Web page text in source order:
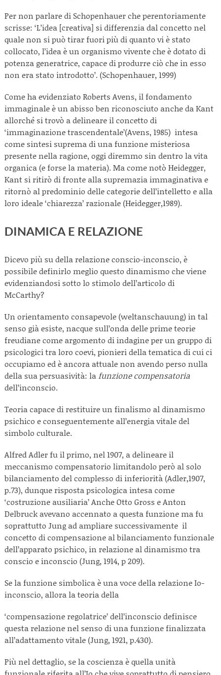
Per non parlare di Schopenhauer che perentoriamente
scrisse: ‘L’idea [creativa] si differenzia dal concetto nel
quale non si può tirar fuori più di quanto vi è stato
collocato, l’idea è un organismo vivente che è dotato di
potenza generatrice, capace di produrre ciò che in esso
non era stato introdotto’. (Schopenhauer, 1999)
Come ha evidenziato Roberts Avens, il fondamento
immaginale è un abisso ben riconosciuto anche da Kant
allorché si trovò a delineare il concetto di
‘immaginazione trascendentale’(Avens, 1985) intesa
come sintesi suprema di una funzione misteriosa
presente nella ragione, oggi diremmo sin dentro la vita
organica (e forse la materia). Ma come notò Heidegger,
Kant si ritirò di fronte alla supremazia immaginativa e
ritornò al predominio delle categorie dell’intelletto e alla
loro ideale ‘chiarezza’ razionale (Heidegger,1989).
DINAMICA E RELAZIONE
Dicevo più su della relazione conscio-inconscio, è
possibile definirlo meglio questo dinamismo che viene
evidenziandosi sotto lo stimolo dell’articolo di
McCarthy?
Un orientamento consapevole (weltanschauung) in tal
senso già esiste, nacque sull’onda delle prime teorie
freudiane come argomento di indagine per un gruppo di
psicologici tra loro coevi, pionieri della tematica di cui ci
occupiamo ed è ancora attuale non avendo perso nulla
della sua persuasività: la funzione compensatoria
dell’inconscio.
Teoria capace di restituire un finalismo al dinamismo
psichico e conseguentemente all’energia vitale del
simbolo culturale.
Alfred Adler fu il primo, nel 1907, a delineare il
meccanismo compensatorio limitandolo però al solo
bilanciamento del complesso di inferiorità (Adler,1907,
p.73), dunque risposta psicologica intesa come
‘costruzione ausiliaria’ Anche Otto Gross e Anton
Delbruck avevano accennato a questa funzione ma fu
soprattutto Jung ad ampliare successivamente il
concetto di compensazione al bilanciamento funzionale
dell’apparato psichico, in relazione al dinamismo tra
conscio e inconscio (Jung, 1914, p 209).
Se la funzione simbolica è una voce della relazione Io-
inconscio, allora la teoria della
‘compensazione regolatrice’ dell’inconscio definisce
questa relazione nel senso di una funzione finalizzata
all’adattamento vitale (Jung, 1921, p.430).
Più nel dettaglio, se la coscienza è quella unità